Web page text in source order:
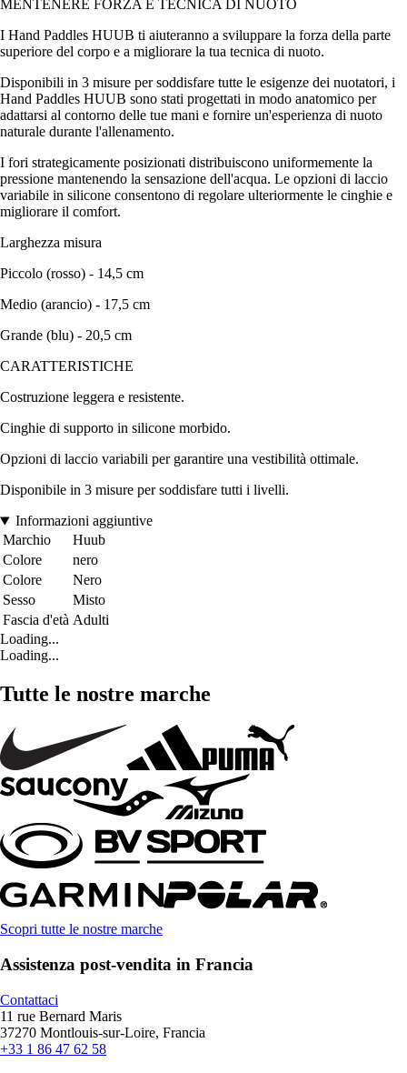
MENTENERE FORZA E TECNICA DI NUOTO
I Hand Paddles HUUB ti aiuteranno a sviluppare la forza della parte
superiore del corpo e a migliorare la tua tecnica di nuoto.
Disponibili in 3 misure per soddisfare tutte le esigenze dei nuotatori, i
Hand Paddles HUUB sono stati progettati in modo anatomico per
adattarsi al contorno delle tue mani e fornire un'esperienza di nuoto
naturale durante l'allenamento.
I fori strategicamente posizionati distribuiscono uniformemente la
pressione mantenendo la sensazione dell'acqua. Le opzioni di laccio
variabile in silicone consentono di regolare ulteriormente le cinghie e
migliorare il comfort.
Larghezza misura
Piccolo (rosso) - 14,5 cm
Medio (arancio) - 17,5 cm
Grande (blu) - 20,5 cm
CARATTERISTICHE
Costruzione leggera e resistente.
Cinghie di supporto in silicone morbido.
Opzioni di laccio variabili per garantire una vestibilità ottimale.
Disponibile in 3 misure per soddisfare tutti i livelli.
Informazioni aggiuntive
Marchio
Huub
Colore
nero
Colore
Nero
Sesso
Misto
Fascia d'età Adulti
Loading...
Loading...
Tutte le nostre marche
Scopri tutte le nostre marche
Assistenza post-vendita in Francia
Contattaci
11 rue Bernard Maris
37270 Montlouis-sur-Loire, Francia
+33 1 86 47 62 58